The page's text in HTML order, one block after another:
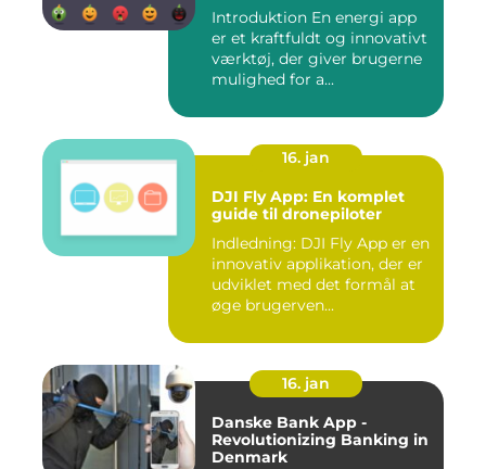
Introduktion En energi app
er et kraftfuldt og innovativt
værktøj, der giver brugerne
mulighed for a...
16. jan
DJI Fly App: En komplet
guide til dronepiloter
Indledning: DJI Fly App er en
innovativ applikation, der er
udviklet med det formål at
øge brugerven...
16. jan
Danske Bank App -
Revolutionizing Banking in
Denmark